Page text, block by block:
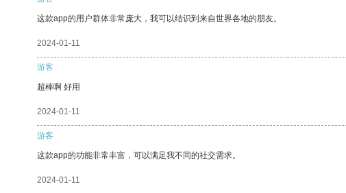
这款app的用户群体非常庞大，我可以结识到来自世界各地的朋友。
2024-01-11
游客
超棒啊 好用
2024-01-11
游客
这款app的功能非常丰富，可以满足我不同的社交需求。
2024-01-11